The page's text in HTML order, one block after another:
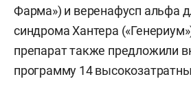
Фарма») и веренафусп альфа
синдрома Хантера
препарат также предложили
программу 14